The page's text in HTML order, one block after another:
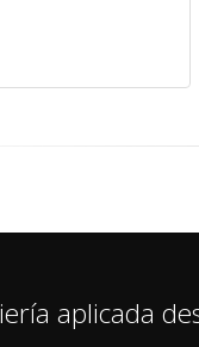
aplicada